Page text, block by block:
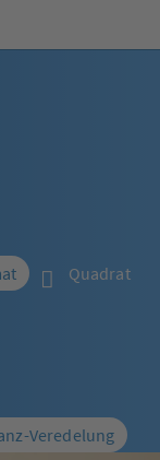
Quadrat
Veredelung